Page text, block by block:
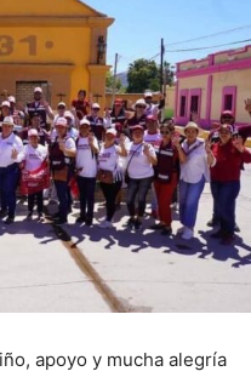
apoyo y mucha alegría